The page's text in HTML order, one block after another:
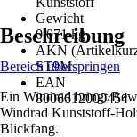
Gewicht
0,071 kg
AKN
ST9M
EAN
8006612000454
Beschreibung
Bereich überspringen
Ein Windrad bringt
Windrad Kunststoff-
Blickfang.